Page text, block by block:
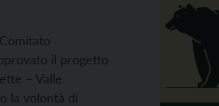
il progetto
– Valle
la volontà di